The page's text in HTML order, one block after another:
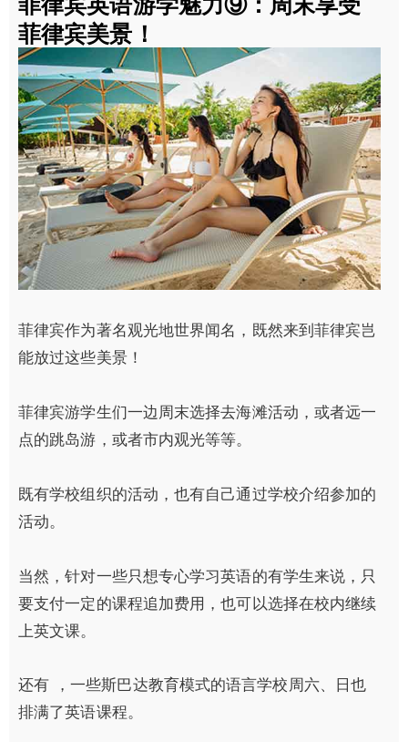
菲律宾美景！
菲律宾作为著名观光地世界闻名，既然来到菲律宾岂
能放过这些美景！
菲律宾游学生们一边周末选择去海滩活动，或者远一
点的跳岛游，或者市内观光等等。
既有学校组织的活动，也有自己通过学校介绍参加的
活动。
当然，针对一些只想专心学习英语的有学生来说，只
要支付一定的课程追加费用，也可以选择在校内继续
上英文课。
还有 ，一些斯巴达教育模式的语言学校周六、日也
排满了英语课程。